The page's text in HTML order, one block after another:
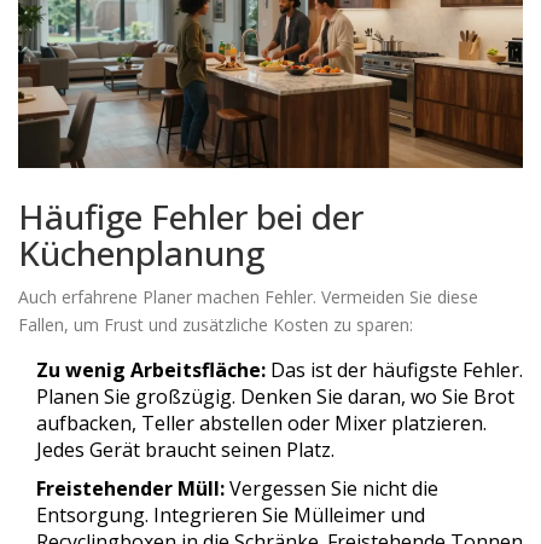
Häufige Fehler bei der
Küchenplanung
Auch erfahrene Planer machen Fehler. Vermeiden Sie diese
Fallen, um Frust und zusätzliche Kosten zu sparen:
Zu wenig Arbeitsfläche: Das ist der häufigste Fehler.
Planen Sie großzügig. Denken Sie daran, wo Sie Brot
aufbacken, Teller abstellen oder Mixer platzieren.
Jedes Gerät braucht seinen Platz.
Freistehender Müll:Vergessen Sie nicht die
Entsorgung. Integrieren Sie Mülleimer und